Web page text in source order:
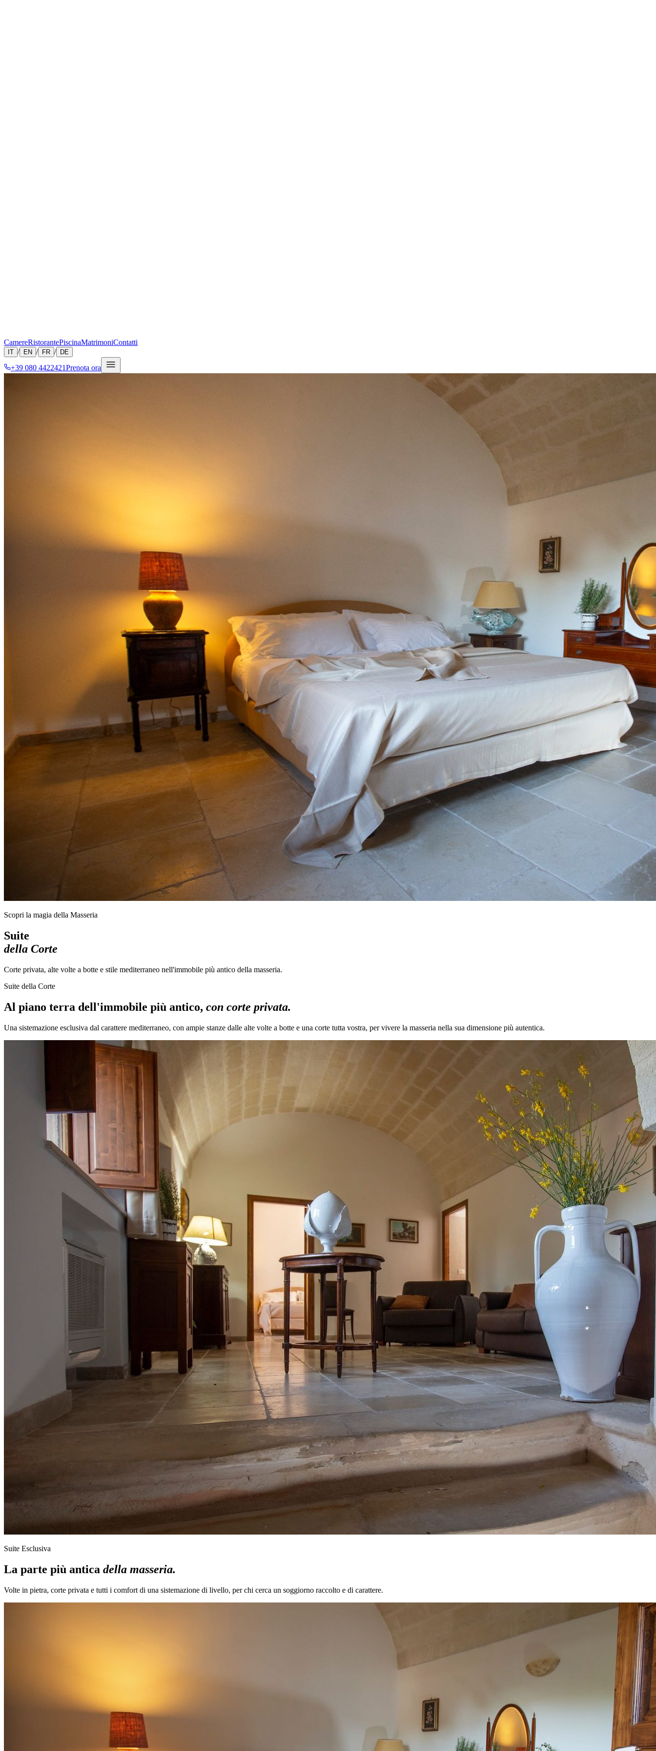
CamereRistorantePiscinaMatrimoniContatti
IT / EN / FR / DE
+39 080 4422421Prenota ora
Scopri la magia della Masseria
Suite
della Corte
Corte privata, alte volte a botte e stile mediterraneo nell'immobile più antico della masseria.
Suite della Corte
Al piano terra dell'immobile più antico, con corte privata.
Una sistemazione esclusiva dal carattere mediterraneo, con ampie stanze dalle alte volte a botte e una corte tutta vostra, per vivere la masseria nella sua dimensione più autentica.
Suite Esclusiva
La parte più antica della masseria.
Volte in pietra, corte privata e tutti i comfort di una sistemazione di livello, per chi cerca un soggiorno raccolto e di carattere.